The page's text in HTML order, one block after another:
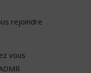
rejoindre
vous